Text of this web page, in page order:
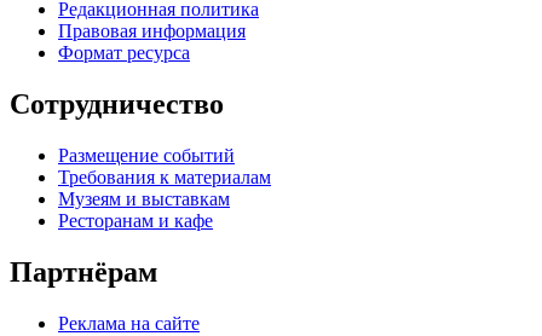
Редакционная политика
Правовая информация
Формат ресурса
Сотрудничество
Размещение событий
Требования к материалам
Музеям и выставкам
Ресторанам и кафе
Партнёрам
Реклама на сайте